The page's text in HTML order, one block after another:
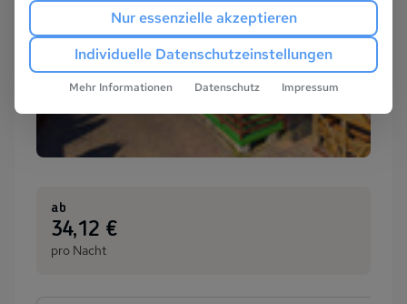
ab
:34,12 €
pro Nacht
Nur essenzielle akzeptieren
Individuelle Datenschutzeinstellungen
Mehr Informationen Datenschutz Impressum